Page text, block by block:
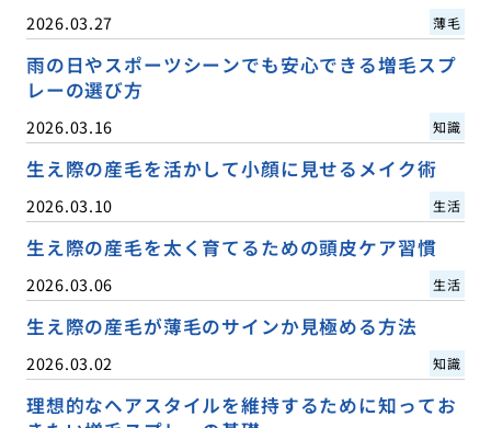
2026.03.27 薄毛
雨の日やスポーツシーンでも安心できる増毛スプ
レーの選び方
2026.03.16 知識
生え際の産毛を活かして小顔に見せるメイク術
2026.03.10 生活
生え際の産毛を太く育てるための頭皮ケア習慣
2026.03.06 生活
生え際の産毛が薄毛のサインか見極める方法
2026.03.02 知識
理想的なヘアスタイルを維持するために知ってお